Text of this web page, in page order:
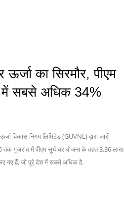
ऊर्जा का सिरमौर, पीएम
में सबसे अधिक 34%
विकास निगम लिमिटेड (GUVNL) द्वारा जारी
गुजरात में पीएम सूर्य घर योजना के तहत 3.36 लाख
गए हैं, जो पूरे देश में सबसे अधिक है.